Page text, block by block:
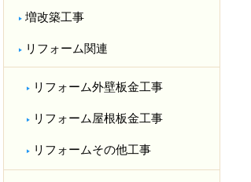
増改築工事
リフォーム関連
リフォーム外壁板金工事
リフォーム屋根板金工事
リフォームその他工事